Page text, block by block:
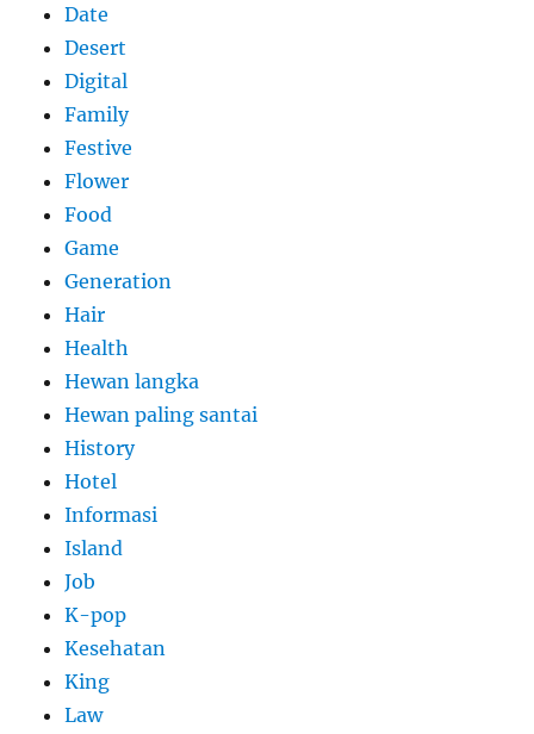
Date
Desert
Digital
Family
Festive
Flower
Food
Game
Generation
Hair
Health
Hewan langka
Hewan paling santai
History
Hotel
Informasi
Island
Job
K-pop
Kesehatan
King
Law